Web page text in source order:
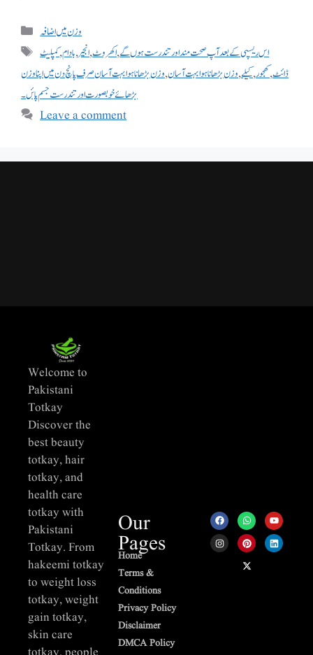
وزن میں اضافہ
اس ریسپی کے بعد آپ صحت مند اور تندرست ہوں گے,اکھروٹ,انجیر,بادام,کمپلیٹ
ڈائٹ,کھجور,کیلے,وزن بڑھانا ہوا بہت آسان,وزن بڑھانا ہوا بہت آسان صرف پانچ دن میں اپنا وزن
بڑھائےخوبصورت اور تندرست جسم پائں۔
Leave a comment
Our
Pages
Home
Terms &
Conditions
Privacy Policy
Disclaimer
DMCA Policy
Welcome to
Pakistani
Totkay
Discover the
best beauty
totkay, hair
totkay, and
health care
totkay with
Pakistani
Totkay. From
hakeemi totkay
to weight loss
totkay, weight
gain totkay,
skin care